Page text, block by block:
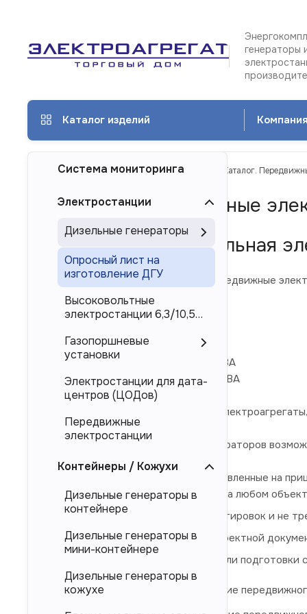
генераторы
Каталог изделий Компания
ТД Электроагрегат Каталог изделий Каталог.
Каталог. Передвижные
Передвижная дизельная
В каталоге ниже представлены передвижные
Торговая марка ЭТРО
Номинальное напряжение 0,4 кВ
Номинальная мощность 30кВт/38кВА
Максимальная мощность 33кВт/41кВА
На прицеп можно устанавливать
Для передвижных дизельных генераторов
Дизельные электростанции, установленные на
полностью готовы к работе на любом
удобны для частых транспортировок и не
не требуют согласования проектной
не требуют строительства или
ЭД 30-Т400-1РП
- наименование
Система мониторинга
Электростанции
Дизельные генераторы
Опросный лист на
изготовление ДГУ
Высоковольтные
электростанции 6,3/10,5
Газопоршневые
установки
Электростанции для дата-
центров (ЦОДов)
Передвижные
электростанции
Контейнеры / Кожухи
Дизельные генераторы в
контейнере
Дизельные генераторы в
мини-контейнере
Дизельные генераторы в
кожухе